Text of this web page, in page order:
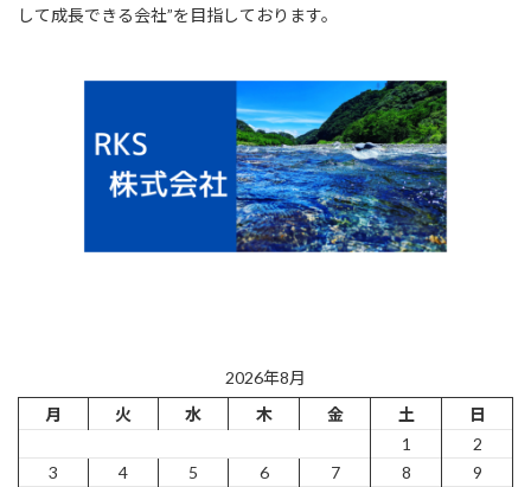
して成長できる会社”を目指しております。
2026年8月
月
火 水 木 金 土
日
1
2
3
4 5 6 7 8
9